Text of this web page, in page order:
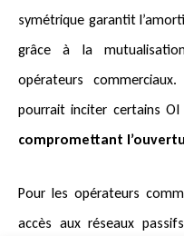
symétrique garantit
grâce à la
opérateurs
pourrait inciter certains OI
compromettant
Pour les opérateurs
accès aux réseaux